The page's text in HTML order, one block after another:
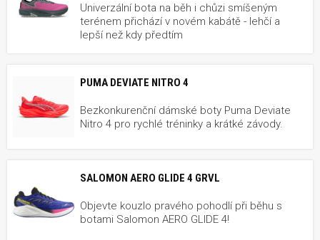
Univerzální bota na běh i chůzi smíšeným
terénem přichází v novém kabátě - lehčí a
lepší než kdy předtím
PUMA DEVIATE NITRO 4
Bezkonkurenční dámské boty Puma Deviate
Nitro 4 pro rychlé tréninky a krátké závody.
SALOMON AERO GLIDE 4 GRVL
Objevte kouzlo pravého pohodlí při běhu s
botami Salomon AERO GLIDE 4!